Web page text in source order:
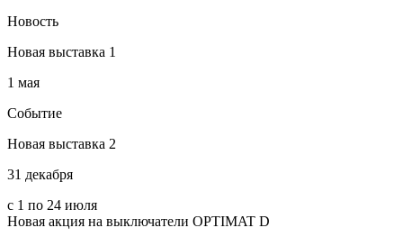
Новость
Новая выставка 1
1 мая
Событие
Новая выставка 2
31 декабря
с 1 по 24 июля
Новая акция на выключатели OPTIMAT D